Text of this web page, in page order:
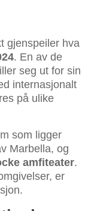
gjenspeiler hva
. En av de
seg ut for sin
internasjonalt
på ulike
som ligger
Marbella, og
amfiteater.
er